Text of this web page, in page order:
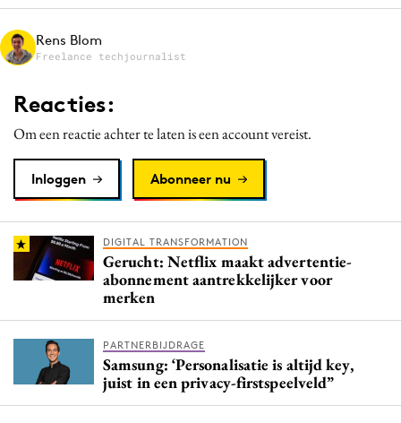
Merkstrategie
Programmatic
Purpose Marketing
Rens Blom
Freelance techjournalist
Reacties:
Om een reactie achter te laten is een account vereist.
Inloggen Abonneer nu
DIGITAL TRANSFORMATION
Gerucht: Netflix maakt advertentie-
abonnement aantrekkelijker voor
merken
PARTNERBIJDRAGE
Samsung: ‘Personalisatie is altijd key,
juist in een privacy-firstspeelveld”